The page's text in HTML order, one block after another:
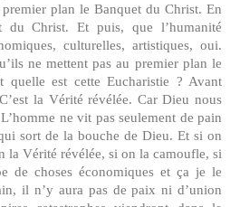
plan le Banquet du Christ. En
du Christ. Et puis, que l’humanité
culturelles, artistiques, oui.
ne mettent pas au premier plan le
quelle est cette Eucharistie ? Avant
la Vérité révélée. Car Dieu nous
ne vit pas seulement de pain
sort de la bouche de Dieu. Et si on
la Vérité révélée, si on la camoufle, si
de choses économiques et ça je le
il n’y aura pas de paix ni d’union